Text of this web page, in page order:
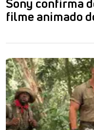
Sony confirma
filme animado